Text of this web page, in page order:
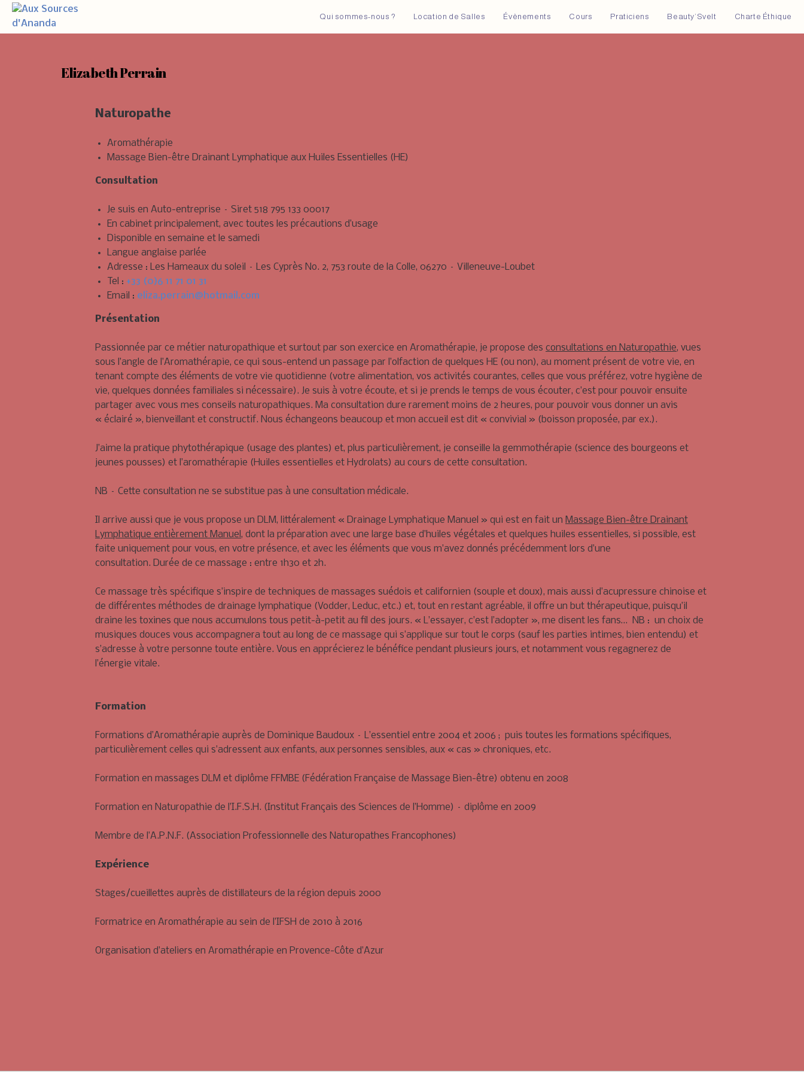
Qui sommes-nous ? Location de Salles Évènements Cours Praticiens Beauty’Svelt Charte Éthique
Elizabeth Perrain
Naturopathe
Aromathérapie
Massage Bien-être Drainant Lymphatique aux Huiles Essentielles (HE)
Consultation
Je suis en Auto-entreprise – Siret 518 795 133 00017
En cabinet principalement, avec toutes les précautions d’usage
Disponible en semaine et le samedi
Langue anglaise parlée
Adresse : Les Hameaux du soleil – Les Cyprès No. 2, 753 route de la Colle, 06270 – Villeneuve-Loubet
Tel : +33 (0)6 11 71 01 31
Email : eliza.perrain@hotmail.com
Présentation
Passionnée par ce métier naturopathique et surtout par son exercice en Aromathérapie, je propose des consultations en Naturopathie, vues
sous l’angle de l’Aromathérapie, ce qui sous-entend un passage par l’olfaction de quelques HE (ou non), au moment présent de votre vie, en
tenant compte des éléments de votre vie quotidienne (votre alimentation, vos activités courantes, celles que vous préférez, votre hygiène de
vie, quelques données familiales si nécessaire). Je suis à votre écoute, et si je prends le temps de vous écouter, c’est pour pouvoir ensuite
partager avec vous mes conseils naturopathiques. Ma consultation dure rarement moins de 2 heures, pour pouvoir vous donner un avis
« éclairé », bienveillant et constructif. Nous échangeons beaucoup et mon accueil est dit « convivial » (boisson proposée, par ex.).
J’aime la pratique phytothérapique (usage des plantes) et, plus particulièrement, je conseille la gemmothérapie (science des bourgeons et
jeunes pousses) et l’aromathérapie (Huiles essentielles et Hydrolats) au cours de cette consultation.
NB – Cette consultation ne se substitue pas à une consultation médicale.
Il arrive aussi que je vous propose un DLM, littéralement « Drainage Lymphatique Manuel » qui est en fait un Massage Bien-être Drainant
Lymphatique entièrement Manuel , dont la préparation avec une large base d’huiles végétales et quelques huiles essentielles, si possible, est
faite uniquement pour vous, en votre présence, et avec les éléments que vous m’avez donnés précédemment lors d’une
consultation. Durée de ce massage : entre 1h30 et 2h.
Ce massage très spécifique s’inspire de techniques de massages suédois et californien (souple et doux), mais aussi d’acupressure chinoise et
de différentes méthodes de drainage lymphatique (Vodder, Leduc, etc.) et, tout en restant agréable, il offre un but thérapeutique, puisqu’il
draine les toxines que nous accumulons tous petit-à-petit au fil des jours. « L’essayer, c’est l’adopter », me disent les fans… NB : un choix de
musiques douces vous accompagnera tout au long de ce massage qui s’applique sur tout le corps (sauf les parties intimes, bien entendu) et
s’adresse à votre personne toute entière. Vous en apprécierez le bénéfice pendant plusieurs jours, et notamment vous regagnerez de
l’énergie vitale.
Formation
Formations d’Aromathérapie auprès de Dominique Baudoux – L’essentiel entre 2004 et 2006 ; puis toutes les formations spécifiques,
particulièrement celles qui s’adressent aux enfants, aux personnes sensibles, aux « cas » chroniques, etc.
Formation en massages DLM et diplôme FFMBE (Fédération Française de Massage Bien-être) obtenu en 2008
Formation en Naturopathie de l’I.F.S.H. (Institut Français des Sciences de l’Homme) – diplôme en 2009
Membre de l’A.P.N.F. (Association Professionnelle des Naturopathes Francophones)
Expérience
Stages/cueillettes auprès de distillateurs de la région depuis 2000
Formatrice en Aromathérapie au sein de l’IFSH de 2010 à 2016
Organisation d’ateliers en Aromathérapie en Provence-Côte d’Azur